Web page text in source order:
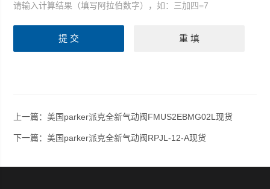
请输入计算结果（填写阿拉伯数字），如：三加四=7
上一篇：美国parker派克全新气动阀FMUS2EBMG02L现货
下一篇：美国parker派克全新气动阀RPJL-12-A现货